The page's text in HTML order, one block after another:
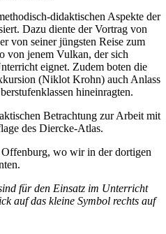
didaktischen Aspekte der
Dazu diente der Vortrag von
von seiner jüngsten Reise zum
von jenem Vulkan, der sich
eignet. Zudem boten die
(Niklot Krohn) auch Anlass
hineinragten.
Betrachtung zur Arbeit mit
des Diercke-Atlas.
wo wir in der dortigen
für den Einsatz im Unterricht
auf das kleine Symbol rechts auf